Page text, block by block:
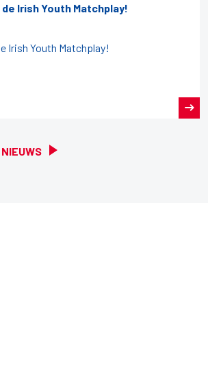
Irish Youth Matchplay!
Irish Youth Matchplay!